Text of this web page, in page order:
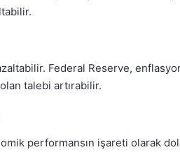
Federal Reserve,
talebi artırabilir.
performansın işareti olarak